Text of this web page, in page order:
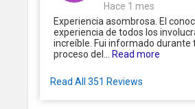
Hace 1 mes
Experiencia asombrosa. El
experiencia de todos los
increíble. Fui informado durante
proceso del...
Read more
Read All 351 Reviews